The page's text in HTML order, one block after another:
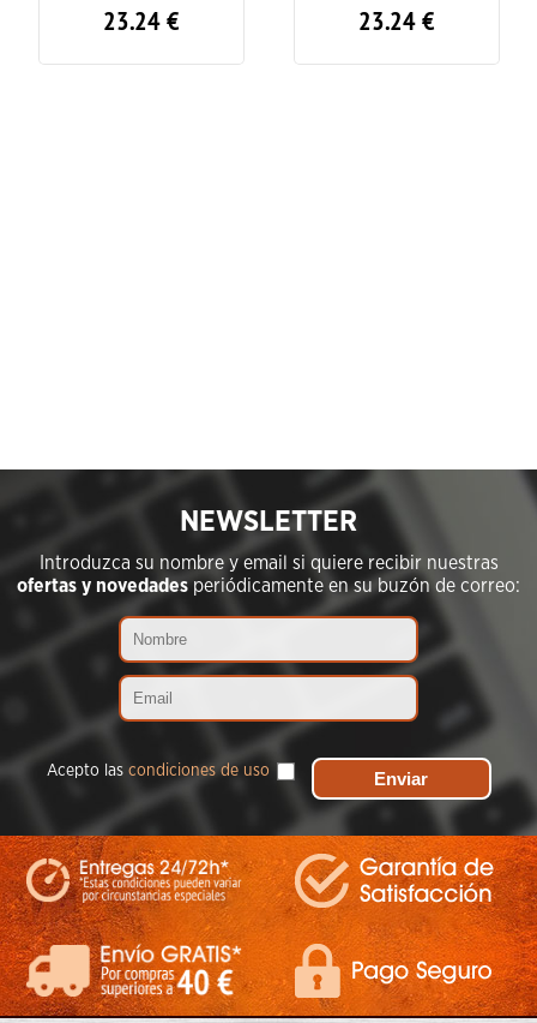
23.24€ 23.24€
NEWSLETTER
Introduzca su nombre y email si quiere recibir nuestras
ofertas y novedadesperiódicamente en su buzón de correo:
Acepto las condiciones de uso